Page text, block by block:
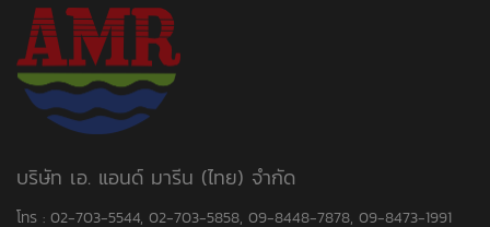
บริษัท เอ. แอนด์ มารีน (ไทย) จำกัด
โทร : 02-703-5544, 02-703-5858, 09-8448-7878, 09-8473-1991